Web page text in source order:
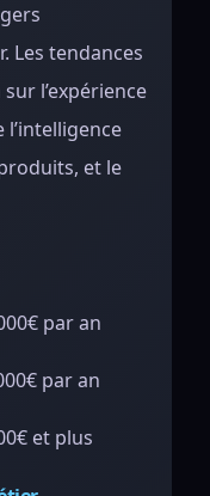
Les tendances
l’expérience
l’intelligence
et le
par an
par an
et plus